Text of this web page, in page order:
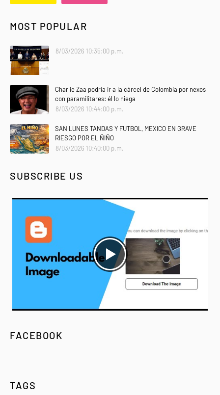
MOST POPULAR
8/03/2026 10:35:00 p.m.
Charlie Zaa podría ir a la cárcel de Colombia por nexos
con paramilitares: él lo niega
8/03/2026 10:44:00 p.m.
SAN LUNES TANDAS Y FUTBOL, MEXICO EN GRAVE
RIESGO POR EL ÑIÑO
8/03/2026 10:40:00 p.m.
SUBSCRIBE US
FACEBOOK
TAGS